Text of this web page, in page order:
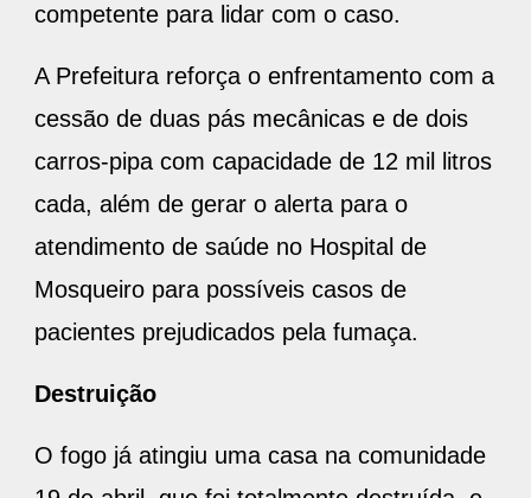
competente para lidar com o caso.
A Prefeitura reforça o enfrentamento com a
cessão de duas pás mecânicas e de dois
carros-pipa com capacidade de 12 mil litros
cada, além de gerar o alerta para o
atendimento de saúde no Hospital de
Mosqueiro para possíveis casos de
pacientes prejudicados pela fumaça.
Destruição
O fogo já atingiu uma casa na comunidade